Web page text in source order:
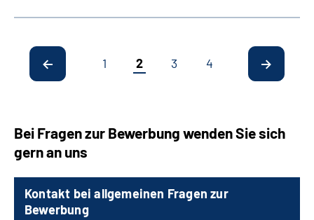
1 2 3 4
Bei Fragen zur Bewerbung wenden Sie sich
gern an uns
Kontakt bei allgemeinen Fragen zur
Bewerbung